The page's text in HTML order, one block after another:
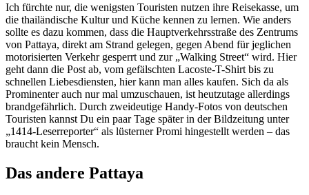
Ich fürchte nur, die wenigsten Touristen nutzen ihre Reisekasse, um
die thailändische Kultur und Küche kennen zu lernen. Wie anders
sollte es dazu kommen, dass die Hauptverkehrsstraße des Zentrums
von Pattaya, direkt am Strand gelegen, gegen Abend für jeglichen
motorisierten Verkehr gesperrt und zur „Walking Street“ wird. Hier
geht dann die Post ab, vom gefälschten Lacoste-T-Shirt bis zu
schnellen Liebesdiensten, hier kann man alles kaufen. Sich da als
Prominenter auch nur mal umzuschauen, ist heutzutage allerdings
brandgefährlich. Durch zweideutige Handy-Fotos von deutschen
Touristen kannst Du ein paar Tage später in der Bildzeitung unter
„1414-Leserreporter“ als lüsterner Promi hingestellt werden – das
braucht kein Mensch.
Das andere Pattaya